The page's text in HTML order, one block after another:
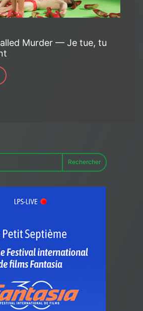
Murder — Je tue, tu
Rechercher